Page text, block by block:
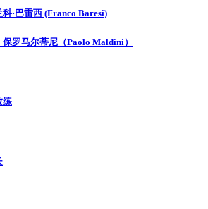
·巴雷西 (Franco Baresi)
罗马尔蒂尼（Paolo Maldini）
练